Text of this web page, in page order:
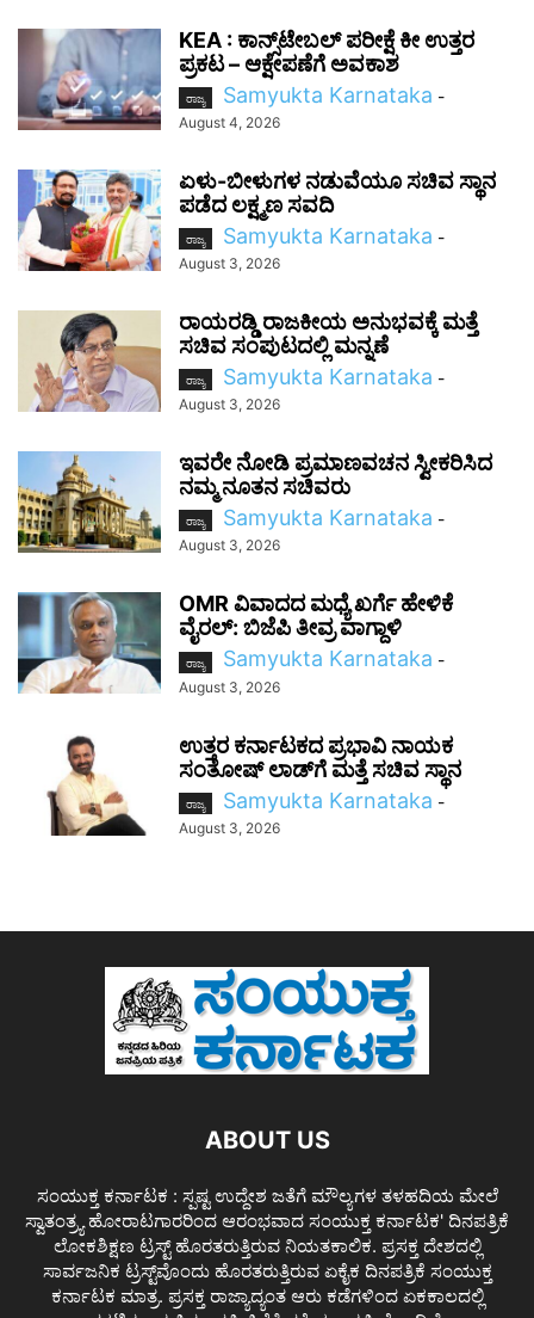
KEA : ಕಾನ್ಸ್‌ಟೇಬಲ್ ಪರೀಕ್ಷೆ ಕೀ ಉತ್ತರ
ಪ್ರಕಟ – ಆಕ್ಷೇಪಣೆಗೆ ಅವಕಾಶ
ರಾಜ್ಯ Samyukta Karnataka -
August 4, 2026
ಏಳು-ಬೀಳುಗಳ ನಡುವೆಯೂ ಸಚಿವ ಸ್ಥಾನ
ಪಡೆದ ಲಕ್ಷ್ಮಣ ಸವದಿ
ರಾಜ್ಯ Samyukta Karnataka -
August 3, 2026
ರಾಯರಡ್ಡಿ ರಾಜಕೀಯ ಅನುಭವಕ್ಕೆ ಮತ್ತೆ
ಸಚಿವ ಸಂಪುಟದಲ್ಲಿ ಮನ್ನಣೆ
ರಾಜ್ಯ Samyukta Karnataka -
August 3, 2026
ಇವರೇ ನೋಡಿ ಪ್ರಮಾಣವಚನ ಸ್ವೀಕರಿಸಿದ
ನಮ್ಮ ನೂತನ ಸಚಿವರು
ರಾಜ್ಯ Samyukta Karnataka -
August 3, 2026
OMR ವಿವಾದದ ಮಧ್ಯೆ ಖರ್ಗೆ ಹೇಳಿಕೆ
ವೈರಲ್: ಬಿಜೆಪಿ ತೀವ್ರ ವಾಗ್ದಾಳಿ
ರಾಜ್ಯ Samyukta Karnataka -
August 3, 2026
ಉತ್ತರ ಕರ್ನಾಟಕದ ಪ್ರಭಾವಿ ನಾಯಕ
ಸಂತೋಷ್‌ ಲಾಡ್‌ಗೆ ಮತ್ತೆ ಸಚಿವ ಸ್ಥಾನ
ರಾಜ್ಯ Samyukta Karnataka -
August 3, 2026
ABOUT US
ಸಂಯುಕ್ತ ಕರ್ನಾಟಕ : ಸ್ಪಷ್ಟ ಉದ್ದೇಶ ಜತೆಗೆ ಮೌಲ್ಯಗಳ ತಳಹದಿಯ ಮೇಲೆ
ಸ್ವಾತಂತ್ರ್ಯ ಹೋರಾಟಗಾರರಿಂದ ಆರಂಭವಾದ ಸಂಯುಕ್ತ ಕರ್ನಾಟಕ' ದಿನಪತ್ರಿಕೆ
ಲೋಕಶಿಕ್ಷಣ ಟ್ರಸ್ಟ್ ಹೊರತರುತ್ತಿರುವ ನಿಯತಕಾಲಿಕ. ಪ್ರಸಕ್ತ ದೇಶದಲ್ಲಿ
ಸಾರ್ವಜನಿಕ ಟ್ರಸ್ಟ್‌ವೊಂದು ಹೊರತರುತ್ತಿರುವ ಏಕೈಕ ದಿನಪತ್ರಿಕೆ ಸಂಯುಕ್ತ
ಕರ್ನಾಟಕ ಮಾತ್ರ. ಪ್ರಸಕ್ತ ರಾಜ್ಯಾದ್ಯಂತ ಆರು ಕಡೆಗಳಿಂದ ಏಕಕಾಲದಲ್ಲಿ